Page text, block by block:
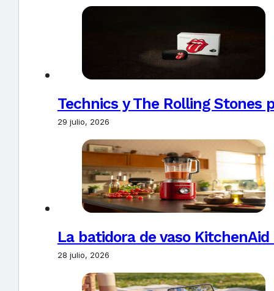
Technics y The Rolling Stones
29 julio, 2026
La batidora de vaso
28 julio, 2026